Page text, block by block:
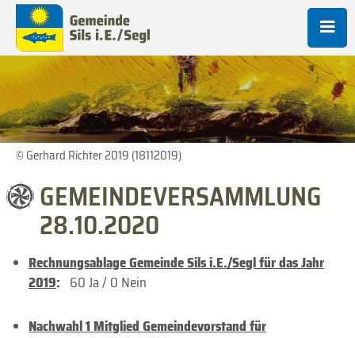
© Gerhard Richter 2019 (18112019)
GEMEINDEVERSAMMLUNG
28.10.2020
Rechnungsablage Gemeinde Sils i.E./Segl für das Jahr
2019: 60 Ja / 0 Nein
Nachwahl 1 Mitglied Gemeindevorstand für